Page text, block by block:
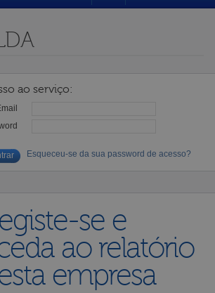
ao serviço:
Esqueceu-se da sua password de acesso?
se e
ao relatório
empresa